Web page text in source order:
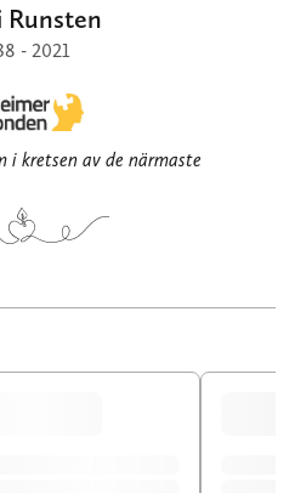
Runsten
- 2021
i kretsen av de närmaste